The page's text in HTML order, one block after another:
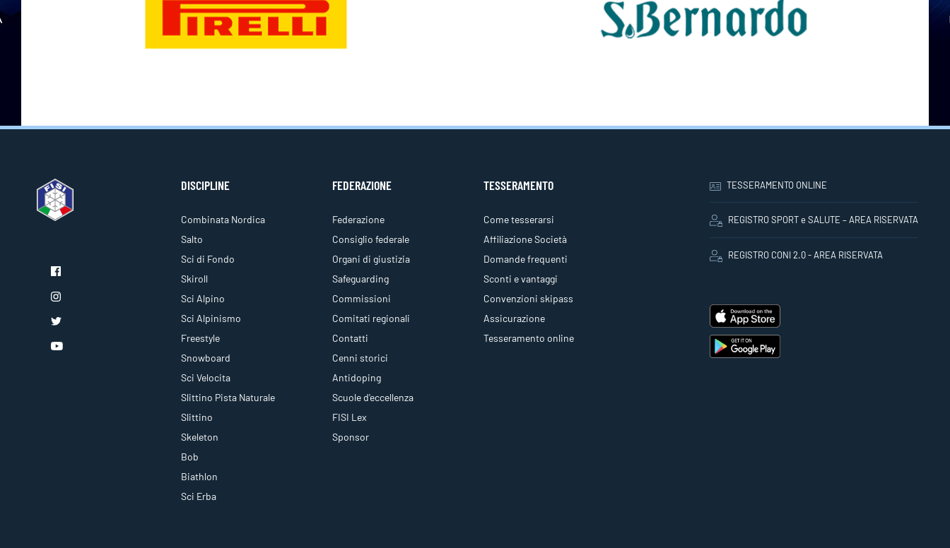
DISCIPLINE
Combinata Nordica
Salto
Sci di Fondo
Skiroll
Sci Alpino
Sci Alpinismo
Freestyle
Snowboard
Sci Velocita
Slittino Pista Naturale
Slittino
Skeleton
Bob
Biathlon
Sci Erba
FEDERAZIONE
Federazione
Consiglio federale
Organi di giustizia
Safeguarding
Commissioni
Comitati regionali
Contatti
Cenni storici
Antidoping
Scuole d'eccellenza
FISI Lex
Sponsor
TESSERAMENTO
Come tesserarsi
Affiliazione Società
Domande frequenti
Sconti e vantaggi
Convenzioni skipass
Assicurazione
Tesseramento online
TESSERAMENTO ONLINE
REGISTRO SPORT e SALUTE – AREA RISERVATA
REGISTRO CONI 2.0 - AREA RISERVATA